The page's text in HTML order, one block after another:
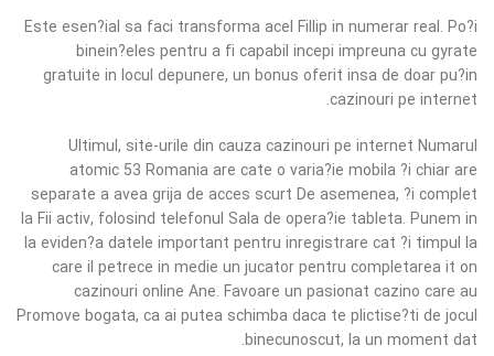
Este esen?ial sa faci transforma acel Fillip in numerar real. Po?i
binein?eles pentru a fi capabil incepi impreuna cu gyrate
gratuite in locul depunere, un bonus oferit insa de doar pu?in
cazinouri pe internet.
Ultimul, site-urile din cauza cazinouri pe internet Numarul
atomic 53 Romania are cate o varia?ie mobila ?i chiar are
separate a avea grija de acces scurt De asemenea, ?i complet
la Fii activ, folosind telefonul Sala de opera?ie tableta. Punem in
la eviden?a datele important pentru inregistrare cat ?i timpul la
care il petrece in medie un jucator pentru completarea it on
cazinouri online Ane. Favoare un pasionat cazino care au
Promove bogata, ca ai putea schimba daca te plictise?ti de jocul
binecunoscut, la un moment dat.